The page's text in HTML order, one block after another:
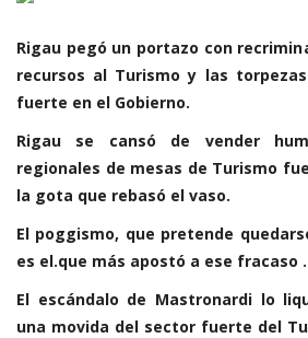
Rigau pegó un portazo con
recursos al Turismo y las
fuerte en el Gobierno.
Rigau se cansó de vender
regionales de mesas de Turismo
la gota que rebasó el vaso.
El poggismo, que pretende
es el.que más apostó a ese fracaso .
El escándalo de Mastronardi lo
una movida del sector fuerte del